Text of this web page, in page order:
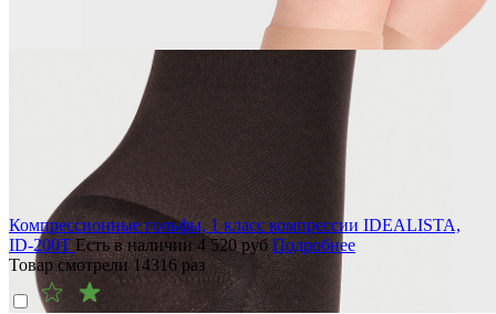
Компрессионные гольфы, 1 класс компрессии IDEALISTA,
ID-200TЕсть в наличии 4 520руб Подробнее
Товар смотрели14316 раз